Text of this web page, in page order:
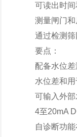
可读出时
测量闸门
通过检测
要点：
配备水位
水位差和
可输入外
4至20mA
自诊断功